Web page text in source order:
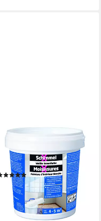
BAUFAN®
Wandfarbe SchimmelX Weiße
Innenfarbe lösungsmittelfrei
750ml Anti Pilzbefall
(2)
7,85 €
(10,47 €/ 1 l)
lieferbar - in 6-7 Werktagen bei dir